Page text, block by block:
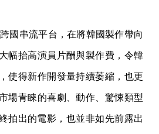
國串流平台，在將韓國製作帶向
幅抬高演員片酬與製作費，令韓
使得新作開發量持續萎縮，也更
場青睞的喜劇、動作、驚悚類型
出的電影，也並非如先前露出